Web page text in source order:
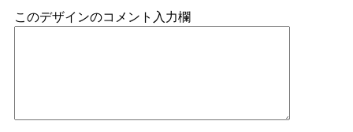
このデザインのコメント入力欄